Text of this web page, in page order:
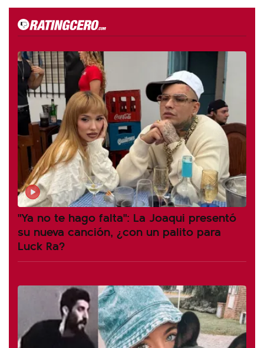
"Ya no te hago falta": La Joaqui presentó
su nueva canción, ¿con un palito para
Luck Ra?